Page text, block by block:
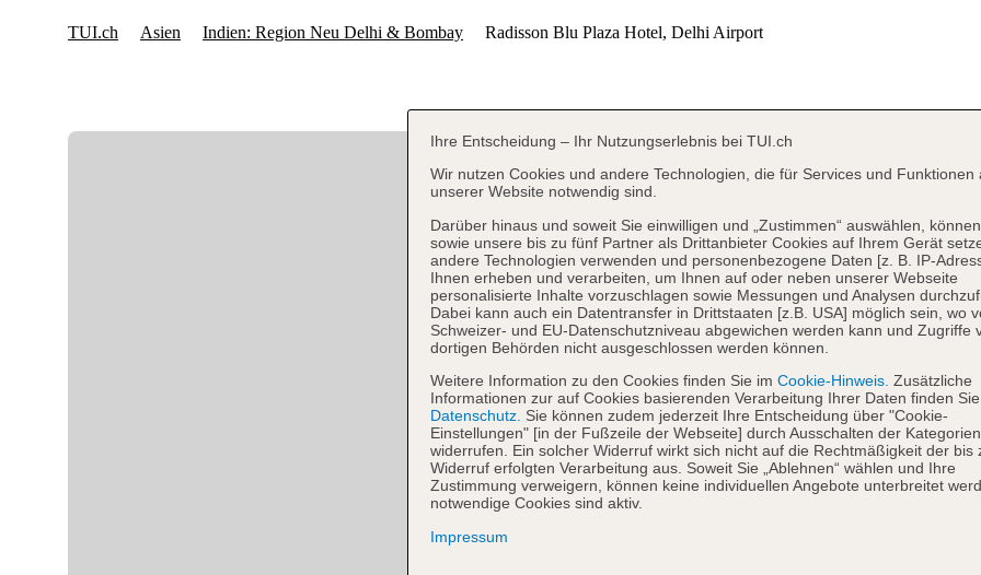
Ihre Entscheidung – Ihr Nutzungserlebnis bei TUI.ch
Wir nutzen Cookies und andere Technologien, die für Services und Funktionen
unserer Website notwendig sind.
Darüber hinaus und soweit Sie einwilligen und „Zustimmen“ auswählen,
sowie unsere bis zu fünf Partner als Drittanbieter Cookies auf Ihrem Gerät
andere Technologien verwenden und personenbezogene Daten [z. B. IP-
Ihnen erheben und verarbeiten, um Ihnen auf oder neben unserer Webseite
personalisierte Inhalte vorzuschlagen sowie Messungen und Analysen
Dabei kann auch ein Datentransfer in Drittstaaten [z.B. USA] möglich sein, wo
Schweizer- und EU-Datenschutzniveau abgewichen werden kann und Zugriffe
dortigen Behörden nicht ausgeschlossen werden können.
Weitere Information zu den Cookies finden Sie im Cookie-Hinweis. Zusätzliche
Informationen zur auf Cookies basierenden Verarbeitung Ihrer Daten finden
Datenschutz. Sie können zudem jederzeit Ihre Entscheidung über "Cookie-
Einstellungen" [in der Fußzeile der Webseite] durch Ausschalten der Kategorien
widerrufen. Ein solcher Widerruf wirkt sich nicht auf die Rechtmäßigkeit der bis
Widerruf erfolgten Verarbeitung aus. Soweit Sie „Ablehnen“ wählen und Ihre
Zustimmung verweigern, können keine individuellen Angebote unterbreitet
notwendige Cookies sind aktiv.
Impressum